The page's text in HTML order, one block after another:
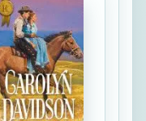
Conocer el cine
la diferencia
entre
y ver, a
dispares, que